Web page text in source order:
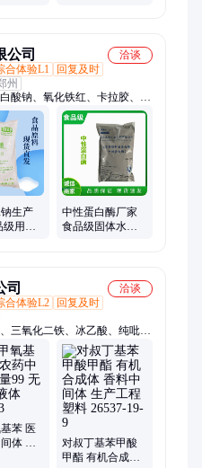
公司
洽谈
合体验L1
回复及时
州
酸钠、氧化铁红、卡拉胶、胍
、L-精氨酸、亚硫酸氢钠、苹
胶、木糖、低聚果糖、苏氨
L-半胱氨酸盐酸盐、β-胡萝卜
生产
级用途
中性蛋白酶厂家
食品级固体水解
司
洽谈
合体验L2
回复及时
三氧化二铁、冰乙酸、纯吡
3-丙三醇、四氢呋喃、环保乙
酚、工业苯酚、精制苯酚、
吡啶化工、甲酸乙酯、吡啶工
腈
苯 医
体 含
对叔丁基苯甲酸
甲酯 有机合成体